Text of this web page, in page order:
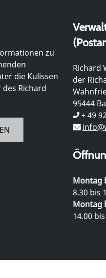
zu
die Kulissen
Richard
Richard
der
95444
+ 49
Montag
8.30 bis
Montag
14.00